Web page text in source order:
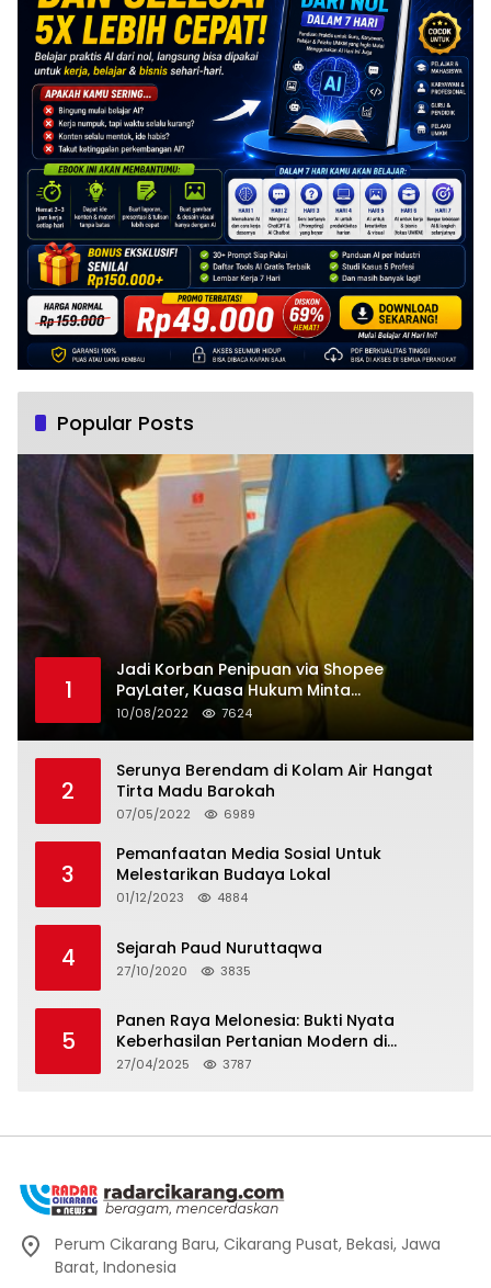
Popular Posts
1
Jadi Korban Penipuan via Shopee
PayLater, Kuasa Hukum Minta
Penangguhan Tagihan dan Hapus Bunga
10/08/2022 7624
2
Serunya Berendam di Kolam Air Hangat
Tirta Madu Barokah
07/05/2022 6989
3
Pemanfaatan Media Sosial Untuk
Melestarikan Budaya Lokal
01/12/2023 4884
4 Sejarah Paud Nuruttaqwa
27/10/2020 3835
5
Panen Raya Melonesia: Bukti Nyata
Keberhasilan Pertanian Modern di
Kabupaten Bekasi
27/04/2025 3787
Perum Cikarang Baru, Cikarang Pusat, Bekasi, Jawa
Barat, Indonesia